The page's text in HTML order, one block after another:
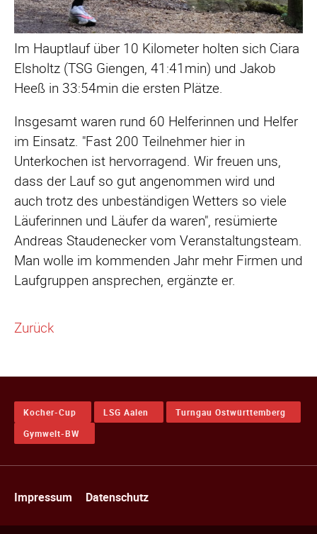
Im Hauptlauf über 10 Kilometer holten sich Ciara
Elsholtz (TSG Giengen, 41:41min) und Jakob
Heeß in 33:54min die ersten Plätze.
Insgesamt waren rund 60 Helferinnen und Helfer
im Einsatz. "Fast 200 Teilnehmer hier in
Unterkochen ist hervorragend. Wir freuen uns,
dass der Lauf so gut angenommen wird und
auch trotz des unbeständigen Wetters so viele
Läuferinnen und Läufer da waren", resümierte
Andreas Staudenecker vom Veranstaltungsteam.
Man wolle im kommenden Jahr mehr Firmen und
Laufgruppen ansprechen, ergänzte er.
Zurück
Kocher-Cup LSG Aalen
Turngau Ostwürttemberg
Gymwelt-BW
überspringen
Impressum Datenschutz